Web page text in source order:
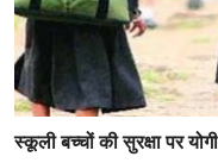
स्कूली बच्चों की सुरक्षा पर